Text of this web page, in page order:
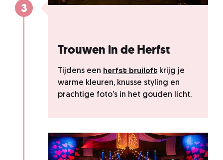
Trouwen in de Herfst
Tijdens een herfst bruiloft krijg je
warme kleuren, knusse styling en
prachtige foto’s in het gouden licht.
3